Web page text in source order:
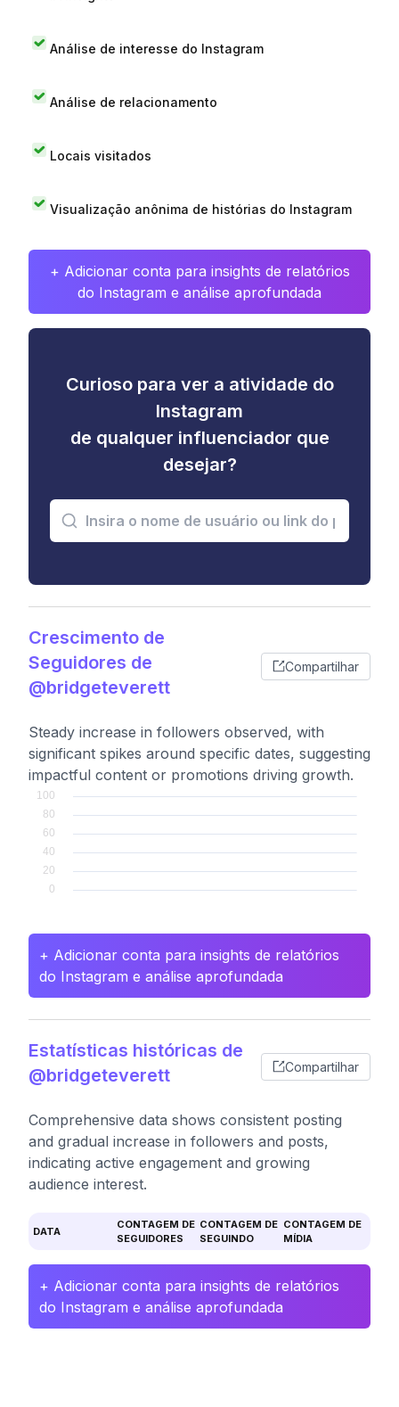
Análise de interesse do Instagram
Análise de relacionamento
Locais visitados
Visualização anônima de histórias do Instagram
+ Adicionar conta para insights de relatórios
do Instagram e análise aprofundada
Curioso para ver a atividade do
Instagram
de qualquer influenciador que
desejar?
Crescimento de
Seguidores de
@bridgeteverett
Compartilhar
Steady increase in followers observed, with
significant spikes around specific dates, suggesting
impactful content or promotions driving growth.
+ Adicionar conta para insights de relatórios
do Instagram e análise aprofundada
Estatísticas históricas de
@bridgeteverett
Compartilhar
Comprehensive data shows consistent posting
and gradual increase in followers and posts,
indicating active engagement and growing
audience interest.
DATA
CONTAGEM DE
SEGUIDORES
CONTAGEM DE
SEGUINDO
CONTAGEM DE
MÍDIA
+ Adicionar conta para insights de relatórios
do Instagram e análise aprofundada